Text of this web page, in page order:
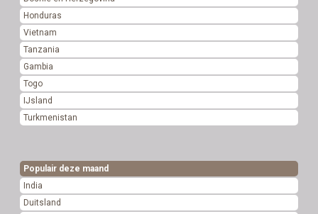
Honduras
Vietnam
Tanzania
Gambia
Togo
IJsland
Turkmenistan
Populair deze maand
India
Duitsland